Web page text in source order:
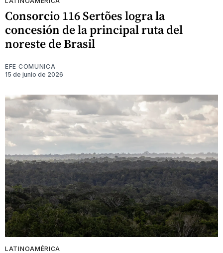
Consorcio 116 Sertões logra la
concesión de la principal ruta del
noreste de Brasil
EFE COMUNICA
15 de junio de 2026
LATINOAMÉRICA